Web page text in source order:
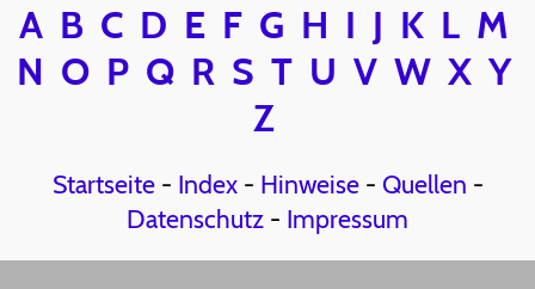
A B C D E F G H I J K L M
N O P Q R S T U V W X Y
Z
Startseite- Index- Hinweise- Quellen -
Datenschutz - Impressum